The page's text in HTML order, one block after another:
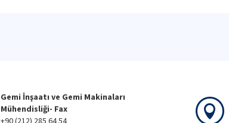
Gemi İnşaatı ve Gemi Makinaları
Mühendisliği- Fax
+90 (212) 285 64 54